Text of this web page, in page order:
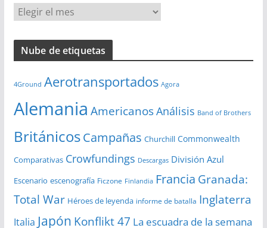
r
c
v
s
Nube de etiquetas
4Ground Aerotransportados Agora
Alemania AmericanosAnálisis Band of Brothers
BritánicosCampañas Churchill Commonwealth
Comparativas Crowfundings Descargas División Azul
Escenario escenografía Ficzone Finlandia Francia Granada:
Total War Héroes de leyenda informe de batalla Inglaterra
Italia Japón Konflikt 47 La escuadra de la semana